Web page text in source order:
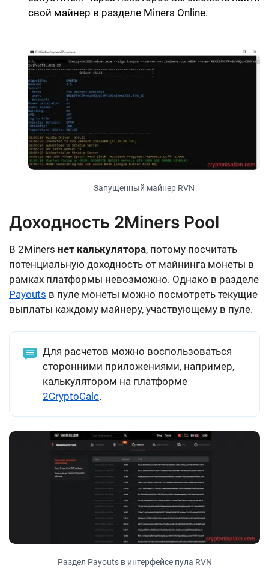
свой майнер в разделе Miners Online.
Запущенный майнер RVN
Доходность 2Miners Pool
В 2Miners нет калькулятора, потому посчитать
потенциальную доходность от майнинга монеты в
рамках платформы невозможно. Однако в разделе
Payouts в пуле монеты можно посмотреть текущие
выплаты каждому майнеру, участвующему в пуле.
Для расчетов можно воспользоваться
сторонними приложениями, например,
калькулятором на платформе
2CryptoCalc.
Раздел Payouts в интерфейсе пула RVN